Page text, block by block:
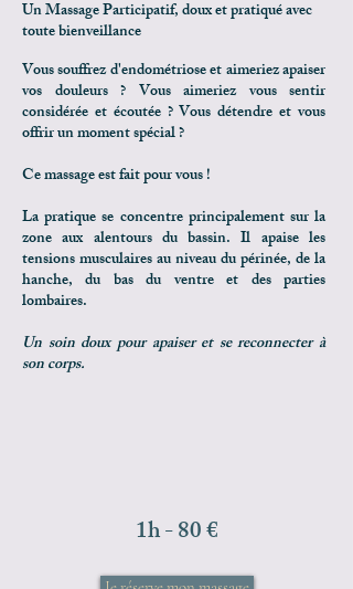
Un Massage Participatif, doux et pratiqué avec
toute bienveillance
Vous souffrez d'endométriose et aimeriez apaiser
vos douleurs ? Vous aimeriez vous sentir
considérée et écoutée ? Vous détendre et vous
offrir un moment spécial ?
Ce massage est fait pour vous !​
La pratique se concentre principalement sur la
zone aux alentours du bassin. Il apaise les
tensions musculaires au niveau du périnée, de la
hanche, du bas du ventre et des parties
lombaires.
Un soin doux pour apaiser et se reconnecter à
son corps.
1h - 80 €